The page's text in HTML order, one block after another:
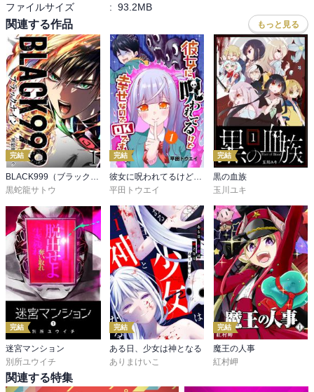
ファイルサイズ
: 93.2MB
関連する作品 もっと見る
完結
BLACK999（ブラックナイン）
黒蛇龍サトウ
完結
彼女に呪われてるけど幸せなのでOKです☆
平田トウエイ
完結
黒の血族
玉川ユキ
完結
迷宮マンション
別所ユウイチ
完結
ある日、少女は神となる
ありまけいこ
完結
魔王の人事
紅村岬
関連する特集